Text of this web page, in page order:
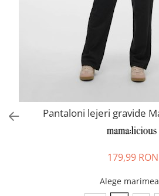
Pantaloni scurți pentru gravide
Sutiene / Bustiere / Maiouri
Geci și PaltoanePantaloni lejeri gravide
179,99 RON
Alege marimea